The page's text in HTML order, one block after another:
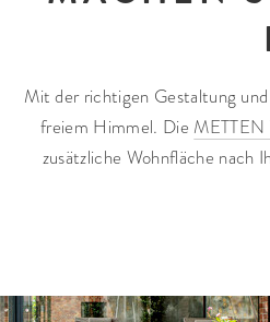
Palisade
Stufenplatte
Mit der richtigen Gestaltung
freiem Himmel. Die METTEN
zusätzliche Wohnfläche nach